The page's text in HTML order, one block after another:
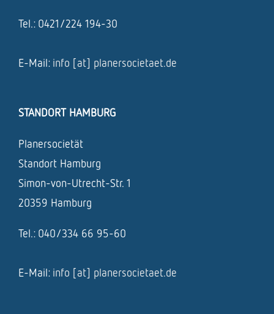
Tel.: 0421/224 194-30
E-Mail: info [at] planersocietaet.de
STANDORT HAMBURG
Planersocietät
Standort Hamburg
Simon-von-Utrecht-Str. 1
20359 Hamburg
Tel.: 040/334 66 95-60
E-Mail: info [at] planersocietaet.de